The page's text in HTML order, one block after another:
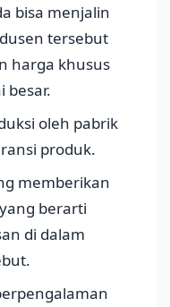
bisa menjalin
tersebut
harga khusus
besar.
oleh pabrik
produk.
memberikan
berarti
di dalam